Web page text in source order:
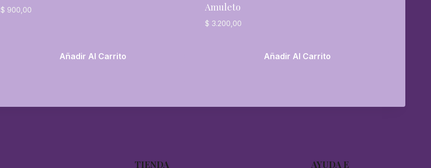
$ 900,00
Añadir Al Carrito
Amuleto
$ 3.200,00
Añadir Al Carrito
TIENDA AYUDA E